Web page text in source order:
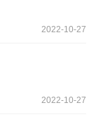
2022-10-27
2022-10-27